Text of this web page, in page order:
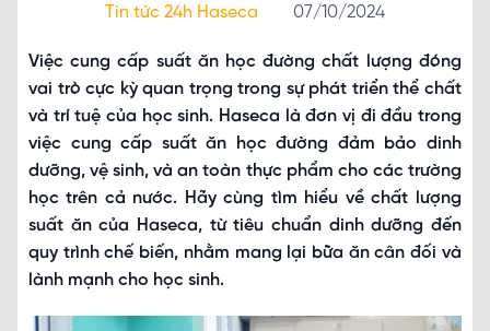
招聘信息
联系我们
Tin tức 24h Haseca 07/10/2024
Việc cung cấp suất ăn học đường chất lượng đóng
vai trò cực kỳ quan trọng trong sự phát triển thể chất
và trí tuệ của học sinh. Haseca là đơn vị đi đầu trong
việc cung cấp suất ăn học đường đảm bảo dinh
dưỡng, vệ sinh, và an toàn thực phẩm cho các trường
học trên cả nước. Hãy cùng tìm hiểu về chất lượng
suất ăn của Haseca, từ tiêu chuẩn dinh dưỡng đến
quy trình chế biến, nhằm mang lại bữa ăn cân đối và
lành mạnh cho học sinh.